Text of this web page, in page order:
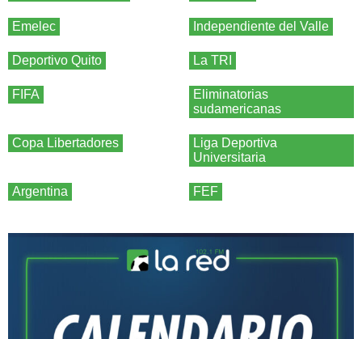
Emelec Independiente del Valle
Deportivo Quito La TRI
FIFA
Eliminatorias
sudamericanas
Copa Libertadores
Liga Deportiva
Universitaria
Argentina FEF